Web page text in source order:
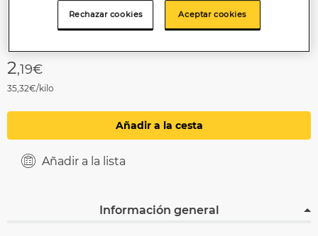
2,19€
35,32€/kilo
Añadir a la cesta
Añadir a la lista
Información general
Rechazar cookies Aceptar cookies